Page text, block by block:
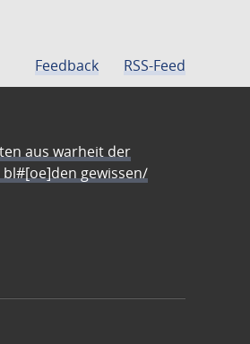
Feedback RSS-Feed
aus warheit der
gewissen/